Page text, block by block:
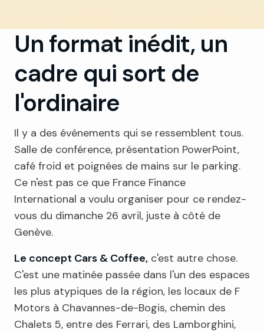
Un format inédit, un
cadre qui sort de
l'ordinaire
Il y a des événements qui se ressemblent tous.
Salle de conférence, présentation PowerPoint,
café froid et poignées de mains sur le parking.
Ce n'est pas ce que France Finance
International a voulu organiser pour ce rendez-
vous du dimanche 26 avril, juste à côté de
Genève.
Le concept Cars & Coffee, c'est autre chose.
C'est une matinée passée dans l'un des espaces
les plus atypiques de la région, les locaux de F
Motors à Chavannes-de-Bogis, chemin des
Chalets 5, entre des Ferrari, des Lamborghini,